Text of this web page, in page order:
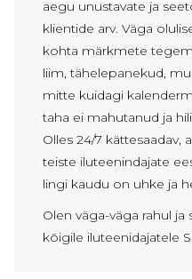
aegu unustavate ja
klientide arv. Väga
kohta märkmete
liim, tähelepanekud,
mitte kuidagi
taha ei mahutanud ja
Olles 24/7 kättesaadav,
teiste iluteenindajate
lingi kaudu on uhke ja
Olen väga-väga rahul
kõigile iluteenidajatele